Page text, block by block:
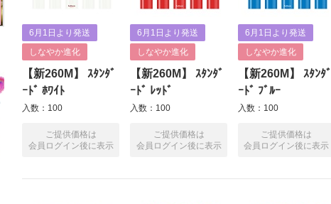
6月1日より発送
しなやか進化
【新260M】 ｽﾀﾝﾀﾞ
ｰﾄﾞ ﾎﾜｲﾄ
入数：100
ご提供価格は
会員ログイン後に表示
6月1日より発送
しなやか進化
【新260M】 ｽﾀﾝﾀﾞ
ｰﾄﾞ ﾚｯﾄﾞ
入数：100
ご提供価格は
会員ログイン後に表示
6月1日より発送
しなやか進化
【新260M】 ｽﾀﾝﾀﾞ
ｰﾄﾞ ﾌﾞﾙｰ
入数：100
ご提供価格は
会員ログイン後に表示